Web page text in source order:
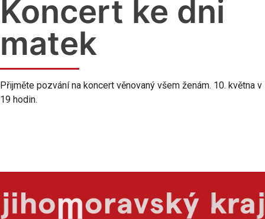
Koncert ke dni
matek
Přijměte pozvání na koncert věnovaný všem ženám. 10. května v
19 hodin.